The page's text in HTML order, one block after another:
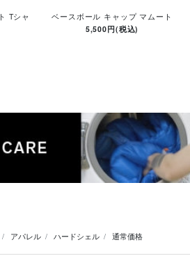
Tシャ
ベースボール キャップ マムート
5,500円(税込)
アパレル ハードシェル 通常価格